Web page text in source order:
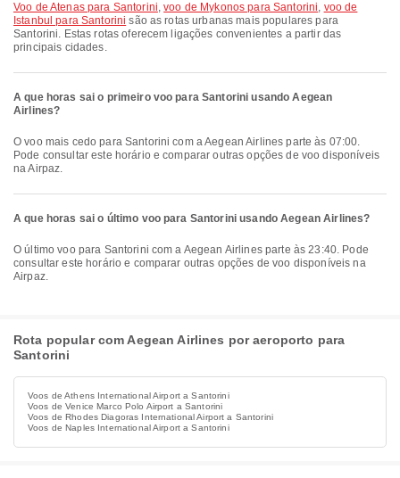
voo de Atenas para Santorini,voo de Mykonos para Santorini, voo de
Istanbul para Santorini são as rotas urbanas mais populares para
Santorini. Estas rotas oferecem ligações convenientes a partir das
principais cidades.
A que horas sai o primeiro voo para Santorini usando Aegean
Airlines?
O voo mais cedo para Santorini com a Aegean Airlines parte às 07:00.
Pode consultar este horário e comparar outras opções de voo disponíveis
na Airpaz.
A que horas sai o último voo para Santorini usando Aegean Airlines?
O último voo para Santorini com a Aegean Airlines parte às 23:40. Pode
consultar este horário e comparar outras opções de voo disponíveis na
Airpaz.
Rota popular com Aegean Airlines por aeroporto para
Santorini
Voos de Athens International Airport a Santorini
Voos de Venice Marco Polo Airport a Santorini
Voos de Rhodes Diagoras International Airport a Santorini
Voos de Naples International Airport a Santorini